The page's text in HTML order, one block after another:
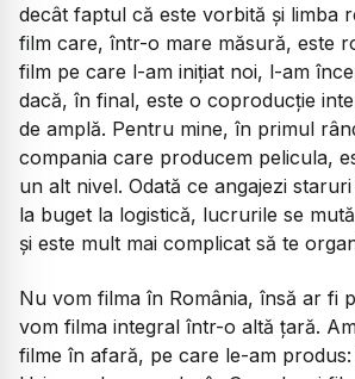
decât faptul că este vorbită și limba
film care, într-o mare măsură, este
film pe care l-am inițiat noi, l-am
dacă, în final, este o coproducție
de amplă. Pentru mine, în primul
compania care producem pelicula,
un alt nivel. Odată ce angajezi
la buget la logistică, lucrurile se
și este mult mai complicat să te
Nu vom filma în România, însă ar fi
vom filma integral într-o altă țară.
filme în afară, pe care le-am